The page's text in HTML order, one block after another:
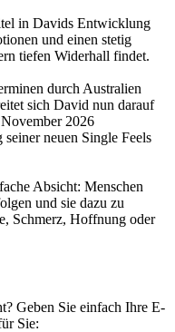
in Davids Entwicklung
und einen stetig
tiefen Widerhall findet.
durch Australien
sich David nun darauf
2026
neuen Single Feels
Absicht: Menschen
und sie dazu zu
Schmerz, Hoffnung oder
Geben Sie einfach Ihre E-
Sie: